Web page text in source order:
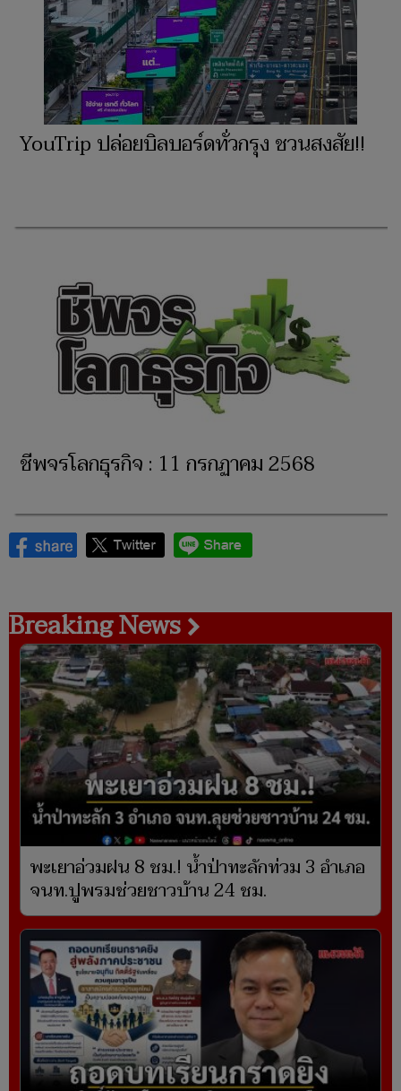
YouTrip ปล่อยบิลบอร์ดทั่วกรุง ชวนสงสัย!!
ชีพจรโลกธุรกิจ : 11 กรกฏาคม 2568
Breaking News
พะเยาอ่วมฝน 8 ชม.! น้ำป่าทะลักท่วม 3 อำเภอ
จนท.ปูพรมช่วยชาวบ้าน 24 ชม.